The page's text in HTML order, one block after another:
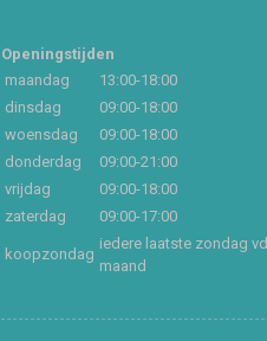
Openingstijden
maandag
13:00-18:00
dinsdag
09:00-18:00
woensdag
09:00-18:00
donderdag
09:00-21:00
vrijdag
09:00-18:00
zaterdag
09:00-17:00
koopzondag
iedere laatste zondag vd
maand